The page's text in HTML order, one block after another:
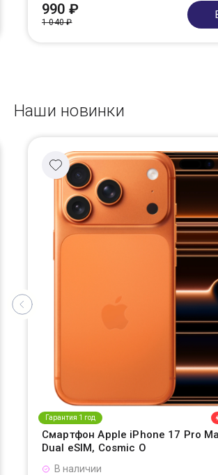
990 ₽
1 040 ₽
Наши новинки
Гарантия 1 год
Смартфон Apple iPhone 17 Pro
Dual eSIM, Cosmic O
В наличии